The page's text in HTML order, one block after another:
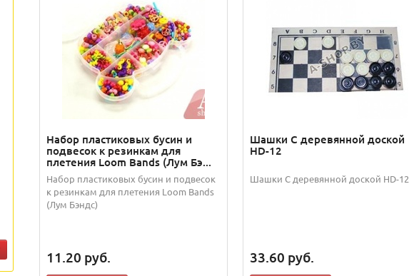
Набор пластиковых бусин и
подвесок к резинкам для
плетения Loom Bands (Лум Бэ...
Набор пластиковых бусин и подвесок
к резинкам для плетения Loom Bands
(Лум Бэндс)
11.20 руб.
Шашки С деревянной доской
HD-12
Шашки С деревянной доской HD-12
33.60 руб.